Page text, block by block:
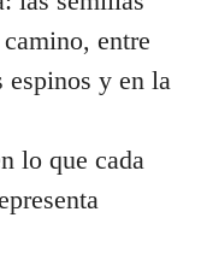
entre
espinos y en la
lo que cada